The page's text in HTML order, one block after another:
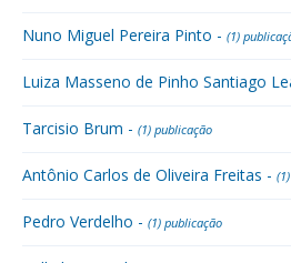
Nuno Miguel Pereira Pinto - (1)
Luiza Masseno de Pinho Santiago
Tarcisio Brum - (1) publicação
Antônio Carlos de Oliveira Freitas -
Pedro Verdelho - (1) publicação